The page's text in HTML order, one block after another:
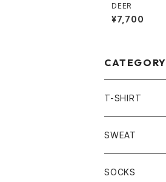
DEER
¥7,700
CATEGORY
T-SHIRT
LONG SLEEVE
SWEAT
HOODIE
SOCKS